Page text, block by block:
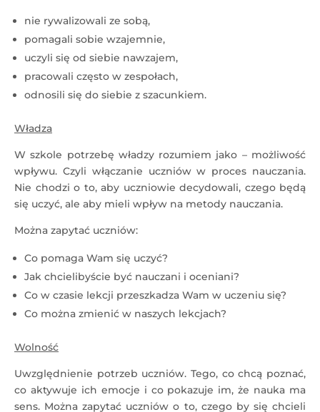
nie rywalizowali ze sobą,
pomagali sobie wzajemnie,
uczyli się od siebie nawzajem,
pracowali często w zespołach,
odnosili się do siebie z szacunkiem.
Władza
W szkole potrzebę władzy rozumiem jako – możliwość
wpływu. Czyli włączanie uczniów w proces nauczania.
Nie chodzi o to, aby uczniowie decydowali, czego będą
się uczyć, ale aby mieli wpływ na metody nauczania.
Można zapytać uczniów:
Co pomaga Wam się uczyć?
Jak chcielibyście być nauczani i oceniani?
Co w czasie lekcji przeszkadza Wam w uczeniu się?
Co można zmienić w naszych lekcjach?
Wolność
Uwzględnienie potrzeb uczniów. Tego, co chcą poznać,
co aktywuje ich emocje i co pokazuje im, że nauka ma
sens. Można zapytać uczniów o to, czego by się chcieli